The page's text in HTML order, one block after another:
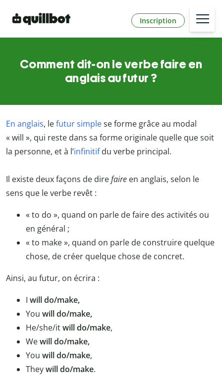
Inscription
Comment dit-on le verbe faire en
anglais au futur ?
En anglais, lefutur simplese forme grâce au modal
« will », qui reste dans sa forme originale quelle que soit
la personne, et à l’infinitifdu verbe principal.
Il existe deux façons de direfaire en anglais, selon le
sens que le verbe revêt :
« to do », quand on parle de faire des activités ou
en général ;
« to make », quand on parle de construire quelque
chose, de créer quelque chose de concret.
Ainsi, au futur, on écrira :
I will do/make,
You will do/make,
He/she/itwill do/make,
Wewill do/make,
You will do/make,
Theywill do/make.